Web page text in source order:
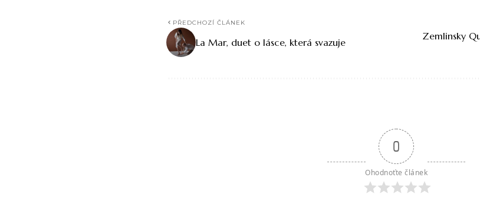
PŘEDCHOZÍ ČLÁNEK
La Mar, duet o lásce, která svazuje
Zemlinsky
0
Ohodnoťte článek